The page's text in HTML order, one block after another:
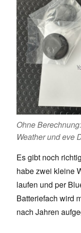
Ohne
Weather und eve
Es gibt noch
habe zwei kleine
laufen und per
Batteriefach wird
nach Jahren